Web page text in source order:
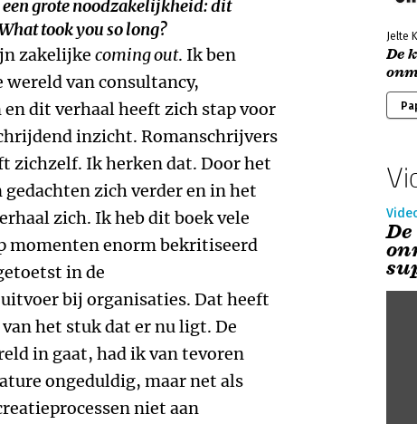
grote noodzakelijkheid: dit
took you so long?
zakelijke coming out. Ik ben
van consultancy,
dit verhaal heeft zich stap voor
inzicht. Romanschrijvers
zichzelf. Ik herken dat. Door het
zich verder en in het
zich. Ik heb dit boek vele
momenten enorm bekritiseerd
in de
bij organisaties. Dat heeft
het stuk dat er nu ligt. De
in gaat, had ik van tevoren
ongeduldig, maar net als
niet aan
Jelte
De